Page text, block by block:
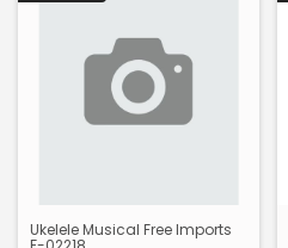
Ukelele Musical Free Imports